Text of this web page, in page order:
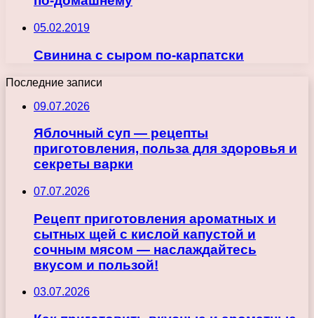
05.02.2019
Свинина с сыром по-карпатски
Последние записи
09.07.2026
Яблочный суп — рецепты
приготовления, польза для здоровья и
секреты варки
07.07.2026
Рецепт приготовления ароматных и
сытных щей с кислой капустой и
сочным мясом — наслаждайтесь
вкусом и пользой!
03.07.2026